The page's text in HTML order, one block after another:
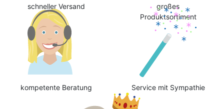
schneller Versand
großes
Produktsortiment
kompetente Beratung Service mit Sympathie